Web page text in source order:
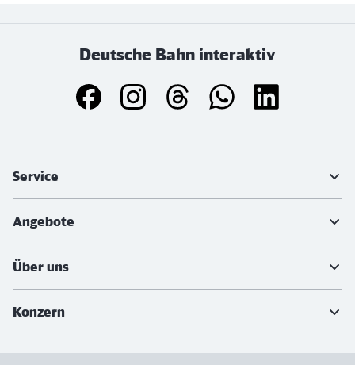
Deutsche Bahn interaktiv
Service
Angebote
Über uns
Konzern